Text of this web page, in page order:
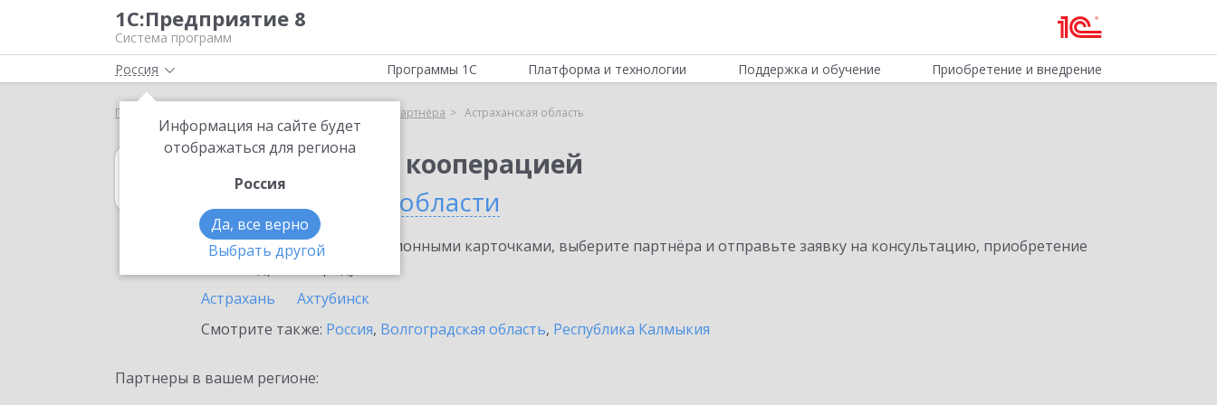
1С:Предприятие 8
Система программ
Россия
Информация на сайте будет
отображаться для региона
Россия
Да, все верно
Выбрать другой
Программы 1С Платформа и технологии Поддержка и обучение Приобретение и внедрение
Главная Выбор партнёра Астраханская область
1С:Управление кооперацией
в Астраханской области
Ознакомьтесь с информационными карточками, выберите партнёра и отправьте заявку на консультацию, приобретение
Астрахань
Ахтубинск
Смотрите также: Россия, Волгоградская область, Республика Калмыкия
Партнеры в вашем регионе: